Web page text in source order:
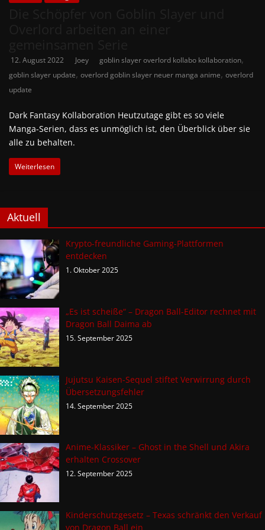
12. August 2022 Joey goblin slayer overlord kollabo kollaboration,
goblin slayer update, overlord goblin slayer neuer manga anime, overlord
update
Dark Fantasy Kollaboration Heutzutage gibt es so viele
Manga-Serien, dass es unmöglich ist, den Überblick über sie
alle zu behalten.
Weiterlesen
Aktuell
Krypto-freundliche Gaming-Plattformen
entdecken
1. Oktober 2025
„Es ist scheiße“ – Dragon Ball-Editor rechnet mit
Dragon Ball Daima ab
15. September 2025
Jujutsu Kaisen-Sequel stiftet Verwirrung durch
Übersetzungsfehler
14. September 2025
Anime-Klassiker – Ghost in the Shell und Akira
erhalten Crossover
12. September 2025
Kinderschutzgesetz – Texas schränkt den Verkauf
von Dragon Ball ein